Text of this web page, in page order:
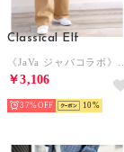
Classical Elf
￥3,106
37% 10